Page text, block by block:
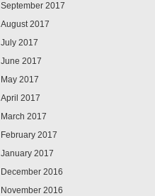
September 2017
August 2017
July 2017
June 2017
May 2017
April 2017
March 2017
February 2017
January 2017
December 2016
November 2016